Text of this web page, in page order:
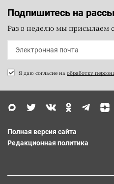
Подпишитесь на
Раз в неделю мы присылаем
Я даю согласие на обработку
Полная версия сайта
Редакционная политика